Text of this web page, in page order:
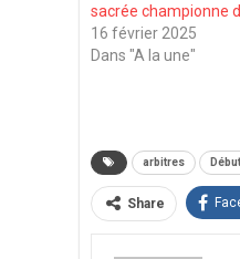
sacrée championne
16 février 2025
Dans "A la une"
arbitres Début
Share